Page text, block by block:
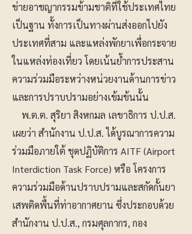
ข่ายอาชญากรรมข้ามชาติที่ใช้ประเทศไทย
เป็นฐาน ทั้งการเป็นทางผ่านส่งออกไปยัง
ประเทศที่สาม และแหล่งพักยาเพื่อกระจาย
ในแหล่งท่องเที่ยว โดยเน้นย้ำการประสาน
ความร่วมมือระหว่างหน่วยงานด้านการข่าว
และการปราบปรามอย่างเข้มข้นนั้น
พ.ต.ต. สุริยา สิงหกมล เลขาธิการ ป.ป.ส.
เผยว่า สำนักงาน ป.ป.ส. ได้บูรณาการความ
ร่วมมือภายใต้ ชุดปฏิบัติการ AITF (Airport
Interdiction Task Force) หรือ โครงการ
ความร่วมมือด้านปราบปรามและสกัดกั้นยา
เสพติดพื้นที่ท่าอากาศยาน ซึ่งประกอบด้วย
สำนักงาน ป.ป.ส., กรมศุลกากร, กอง